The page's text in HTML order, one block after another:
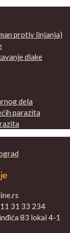
protiv linjanja)
dlake
dela
parazita
31 33 234
83 lokal 4-1